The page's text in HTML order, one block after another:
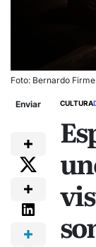
Foto: Bernardo Firme
Enviar CULTURA